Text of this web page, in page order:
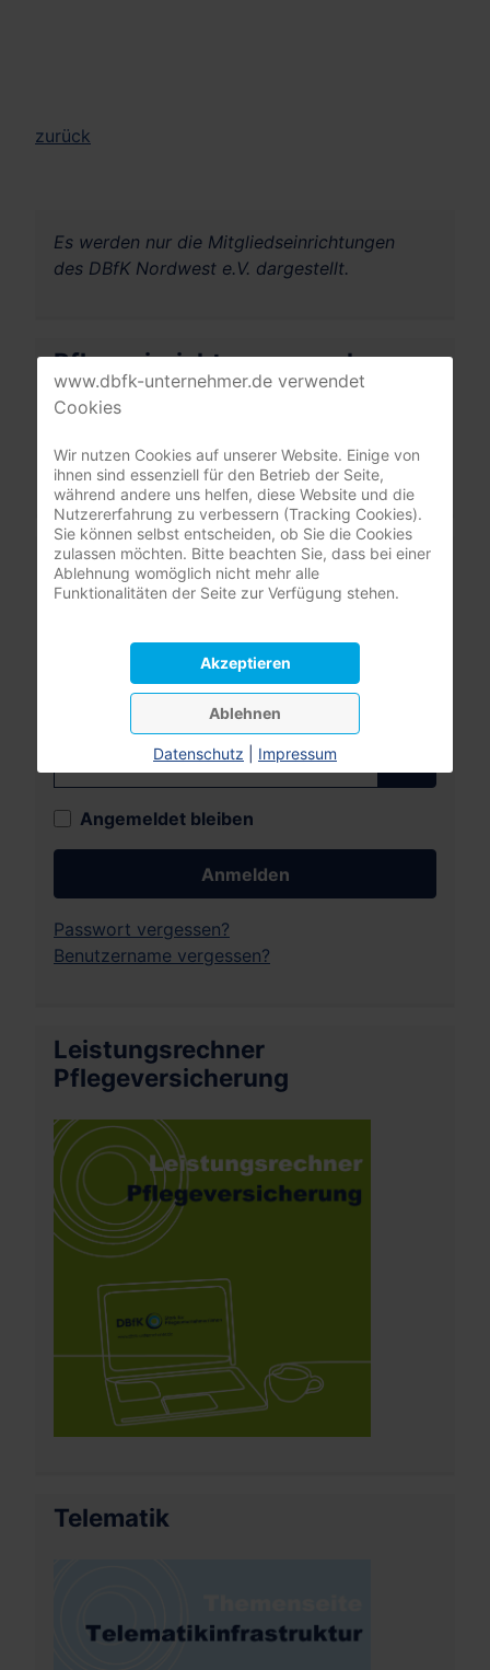
zurück
Es werden nur die Mitgliedseinrichtungen
des DBfK Nordwest e.V. dargestellt.
Pflegeeinrichtungen suchen
Mitgliederbereich
(DBfK Nordwest + Südost)
Benutzername
Angemeldet bleiben
Anmelden
Passwort vergessen?
Benutzername vergessen?
Leistungsrechner
Pflegeversicherung
Telematik
www.dbfk-unternehmer.de verwendet
Cookies
Wir nutzen Cookies auf unserer Website. Einige von
ihnen sind essenziell für den Betrieb der Seite,
während andere uns helfen, diese Website und die
Nutzererfahrung zu verbessern (Tracking Cookies).
Sie können selbst entscheiden, ob Sie die Cookies
zulassen möchten. Bitte beachten Sie, dass bei einer
Ablehnung womöglich nicht mehr alle
Funktionalitäten der Seite zur Verfügung stehen.
Akzeptieren
Ablehnen
Datenschutz Impressum